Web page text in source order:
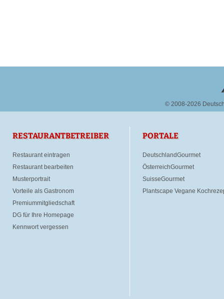
© 2008-2026
RESTAURANTBETREIBER
Restaurant eintragen
Restaurant bearbeiten
Musterportrait
Vorteile als Gastronom
Premiummitgliedschaft
DG für Ihre Homepage
Kennwort vergessen
PORTALE
DeutschlandGourmet
ÖsterreichGourmet
SuisseGourmet
Plantscape Vegane